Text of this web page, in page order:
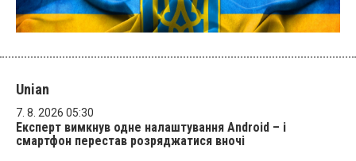
Unian
7. 8. 2026 05:30
Експерт вимкнув одне налаштування Android – і
смартфон перестав розряджатися вночі